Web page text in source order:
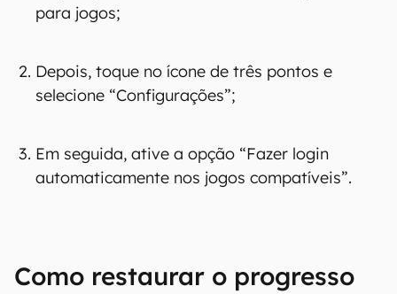
para jogos;
Depois, toque no ícone de três pontos e
selecione “Configurações”;
Em seguida, ative a opção “Fazer login
automaticamente nos jogos compatíveis”.
Como restaurar o progresso